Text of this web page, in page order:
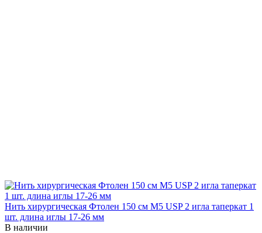
Нить хирургическая Фтолен 150 см М5 USP 2 игла таперкат 1
шт. длина иглы 17-26 мм
В наличии